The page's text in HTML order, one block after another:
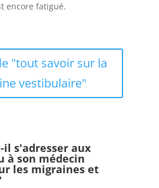
encore fatigué.
"tout savoir sur la
vestibulaire"
il s'adresser aux
à son médecin
les migraines et